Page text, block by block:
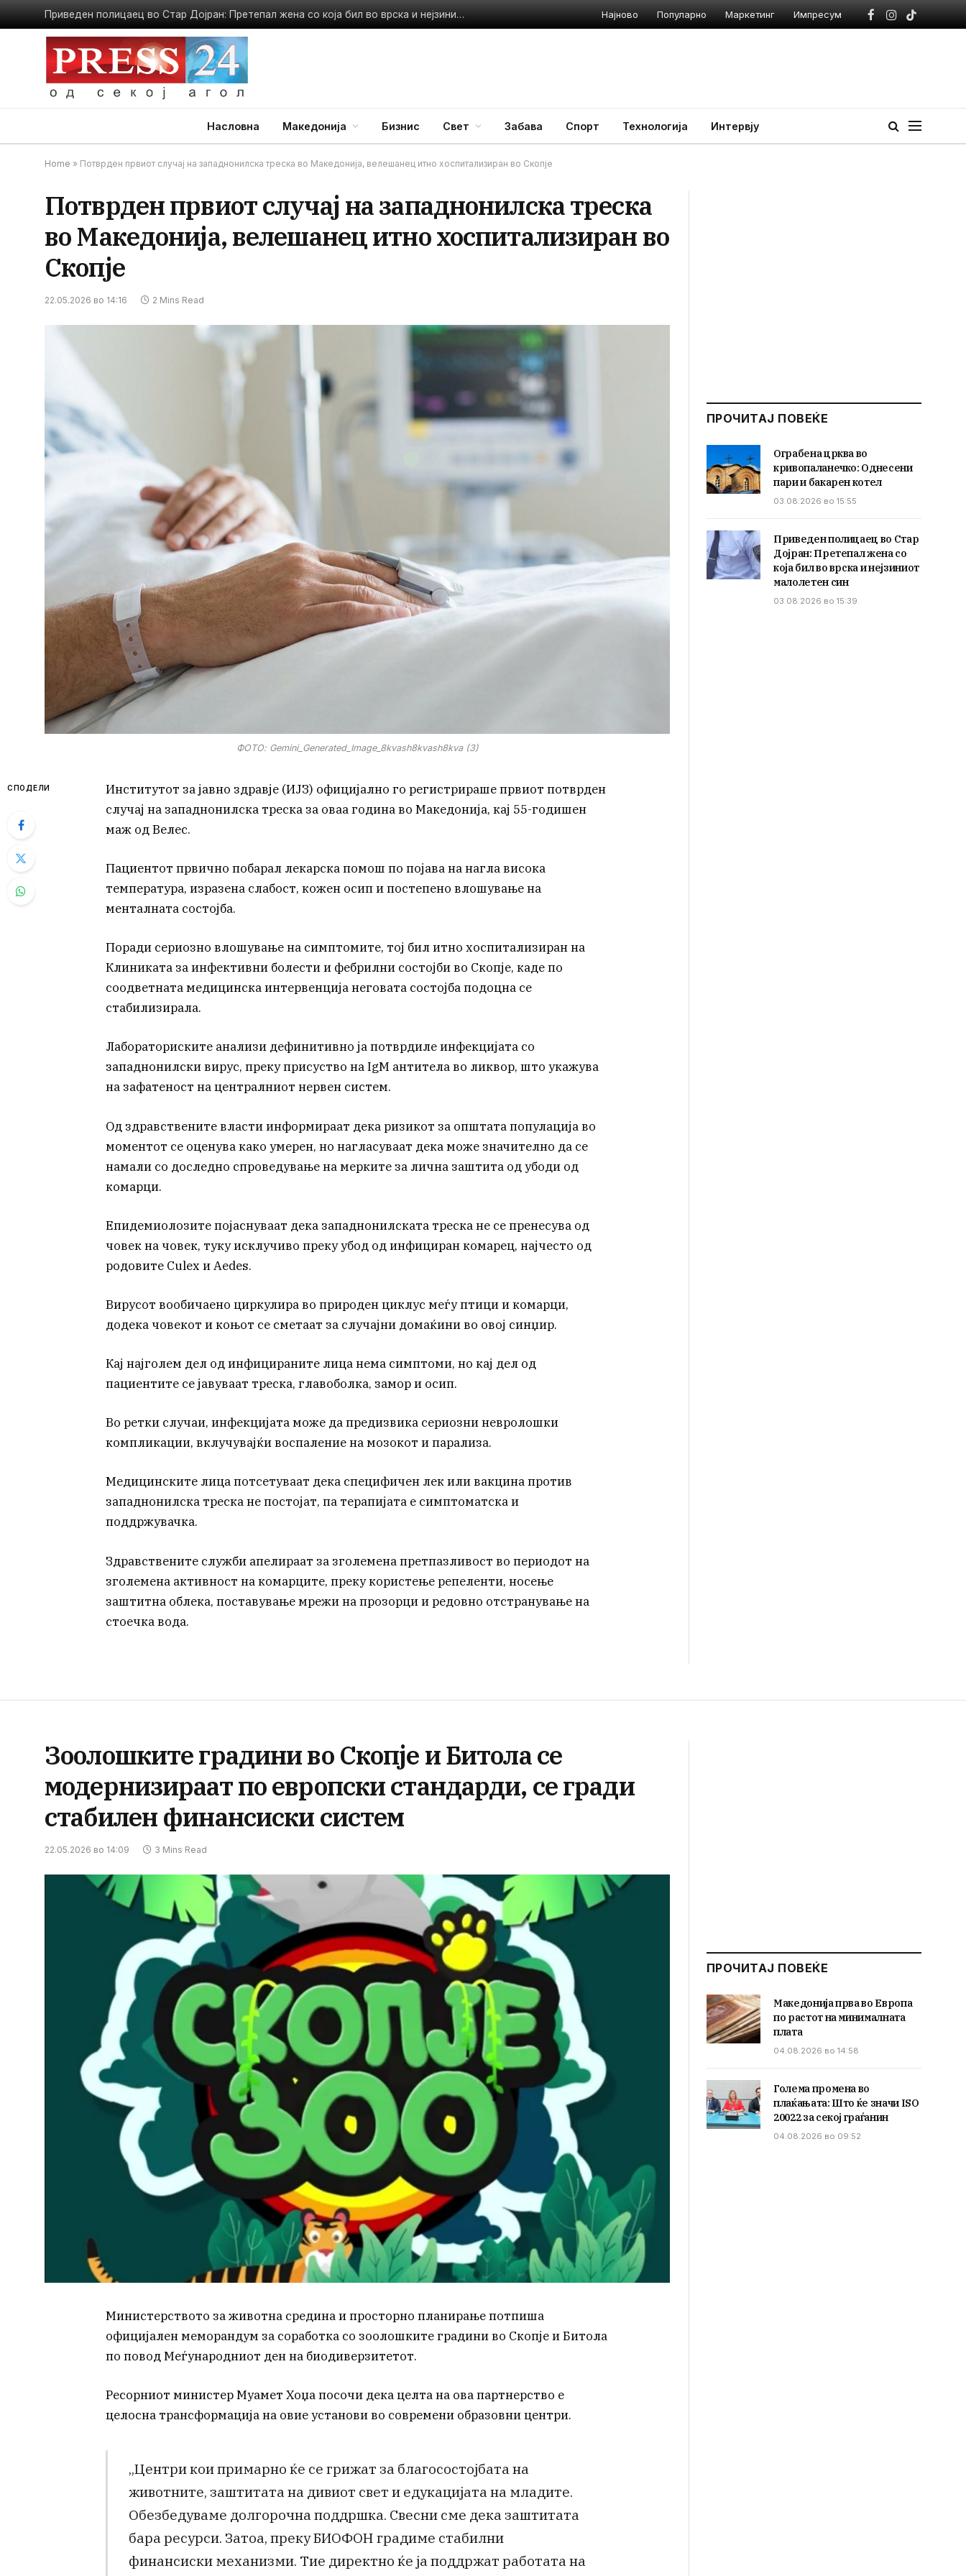
Приведен полицаец во Стар Дојран: Претепал жена со која бил во врска и нејзиниот малолетен син Најново Популарно Маркетинг Импресум
Facebook
Instagram
TikTok
Насловна Македонија Бизнис Свет Забава Спорт Технологија Интервју
Home » Потврден првиот случај на западнонилска треска во Македонија, велешанец итно хоспитализиран во Скопје
Потврден првиот случај на западнонилска треска
во Македонија, велешанец итно хоспитализиран во
Скопје
22.05.2026 во 14:16 2 Mins Read
ФОТО: Gemini_Generated_Image_8kvash8kvash8kva (3)
СПОДЕЛИ
Институтот за јавно здравје (ИЈЗ) официјално го регистрираше првиот потврден
случај на западнонилска треска за оваа година во Македонија, кај 55-годишен
маж од Велес.
Пациентот првично побарал лекарска помош по појава на нагла висока
температура, изразена слабост, кожен осип и постепено влошување на
менталната состојба.
Поради сериозно влошување на симптомите, тој бил итно хоспитализиран на
Клиниката за инфективни болести и фебрилни состојби во Скопје, каде по
соодветната медицинска интервенција неговата состојба подоцна се
стабилизирала.
Лабораториските анализи дефинитивно ја потврдиле инфекцијата со
западнонилски вирус, преку присуство на IgM антитела во ликвор, што укажува
на зафатеност на централниот нервен систем.
Од здравствените власти информираат дека ризикот за општата популација во
моментот се оценува како умерен, но нагласуваат дека може значително да се
намали со доследно спроведување на мерките за лична заштита од убоди од
комарци.
Епидемиолозите појаснуваат дека западнонилската треска не се пренесува од
човек на човек, туку исклучиво преку убод од инфициран комарец, најчесто од
родовите Culex и Aedes.
Вирусот вообичаено циркулира во природен циклус меѓу птици и комарци,
додека човекот и коњот се сметаат за случајни домаќини во овој синџир.
Кај најголем дел од инфицираните лица нема симптоми, но кај дел од
пациентите се јавуваат треска, главоболка, замор и осип.
Во ретки случаи, инфекцијата може да предизвика сериозни невролошки
компликации, вклучувајќи воспаление на мозокот и парализа.
Медицинските лица потсетуваат дека специфичен лек или вакцина против
западнонилска треска не постојат, па терапијата е симптоматска и
поддржувачка.
Здравствените служби апелираат за зголемена претпазливост во периодот на
зголемена активност на комарците, преку користење репеленти, носење
заштитна облека, поставување мрежи на прозорци и редовно отстранување на
стоечка вода.
ПРОЧИТАЈ ПОВЕЌЕ
Ограбена црква во
кривопаланечко: Однесени
пари и бакарен котел
03.08.2026 во 15:55
Приведен полицаец во Стар
Дојран: Претепал жена со
која бил во врска и нејзиниот
малолетен син
03.08.2026 во 15:39
Зоолошките градини во Скопје и Битола се
модернизираат по европски стандарди, се гради
стабилен финансиски систем
22.05.2026 во 14:09 3 Mins Read
Министерството за животна средина и просторно планирање потпиша
официјален меморандум за соработка со зоолошките градини во Скопје и Битола
по повод Меѓународниот ден на биодиверзитетот.
Ресорниот министер Муамет Хоџа посочи дека целта на ова партнерство е
целосна трансформација на овие установи во современи образовни центри.
„Центри кои примарно ќе се грижат за благосостојбата на
животните, заштитата на дивиот свет и едукацијата на младите.
Обезбедуваме долгорочна поддршка. Свесни сме дека заштитата
бара ресурси. Затоа, преку БИОФОН градиме стабилни
финансиски механизми. Тие директно ќе ја поддржат работата на
ПРОЧИТАЈ ПОВЕЌЕ
Македонија прва во Европа
по растот на минималната
плата
04.08.2026 во 14:58
Голема промена во
плаќањата: Што ќе значи ISO
20022 за секој граѓанин
04.08.2026 во 09:52